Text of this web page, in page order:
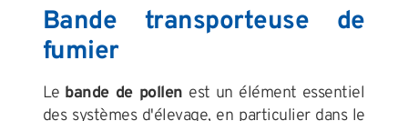
Bande transporteuse de
fumier
Le bande de pollen est un élément essentiel
des systèmes d'élevage, en particulier dans le